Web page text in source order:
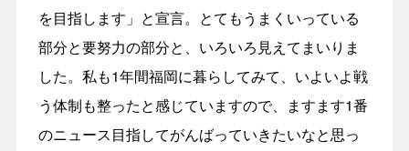
を目指します」と宣言。とてもうまくいっている
部分と要努力の部分と、いろいろ見えてまいりま
した。私も1年間福岡に暮らしてみて、いよいよ戦
う体制も整ったと感じていますので、ますます1番
のニュース目指してがんばっていきたいなと思っ